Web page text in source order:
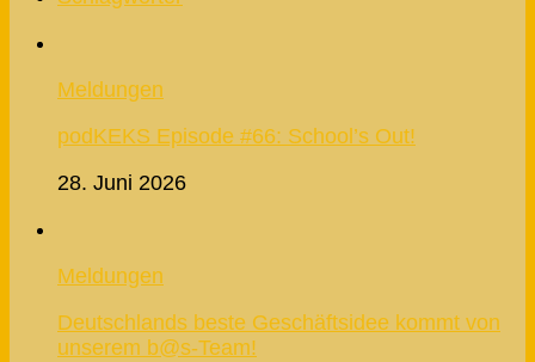
Meldungen
podKEKS Episode #66: School’s Out!
28. Juni 2026
Meldungen
Deutschlands beste Geschäftsidee kommt von
unserem b@s-Team!